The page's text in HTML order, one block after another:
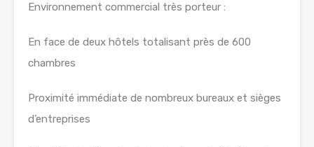
Environnement commercial très porteur :
En face de deux hôtels totalisant près de 600
chambres
Proximité immédiate de nombreux bureaux et sièges
d’entreprises